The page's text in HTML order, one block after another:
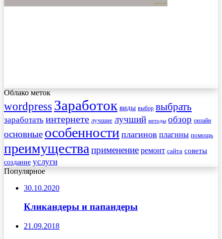
Облако меток
wordpress Заработок виды выбор выбрать
заработать интернете лучшие лучший методы обзор онлайн
основные особенности плагинов плагины помощь
преимущества применение ремонт сайта советы
создание услуги
Популярное
30.10.2020
Кликандеры и папандеры
21.09.2018